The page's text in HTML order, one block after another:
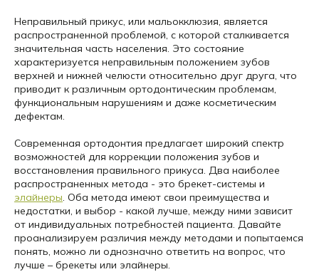
Неправильный прикус, или мальокклюзия, является
распространенной проблемой, с которой сталкивается
значительная часть населения. Это состояние
характеризуется неправильным положением зубов
верхней и нижней челюсти относительно друг друга, что
приводит к различным ортодонтическим проблемам,
функциональным нарушениям и даже косметическим
дефектам.
Современная ортодонтия предлагает широкий спектр
возможностей для коррекции положения зубов и
восстановления правильного прикуса. Два наиболее
распространенных метода - это брекет-системы и
элайнеры. Оба метода имеют свои преимущества и
недостатки, и выбор - какой лучше, между ними зависит
от индивидуальных потребностей пациента. Давайте
проанализируем различия между методами и попытаемся
понять, можно ли однозначно ответить на вопрос, что
лучше – брекеты или элайнеры.